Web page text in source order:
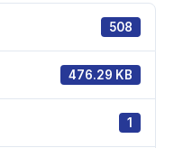
508
476.29 KB
1